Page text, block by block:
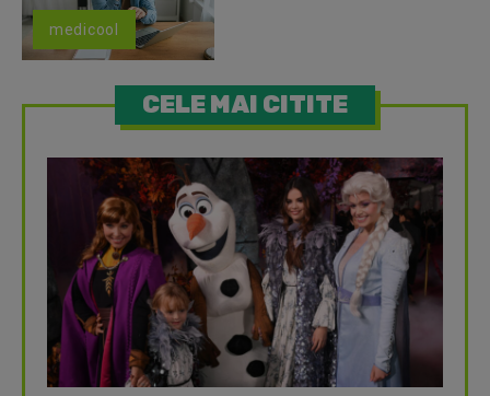
medicool
CELE MAI CITITE